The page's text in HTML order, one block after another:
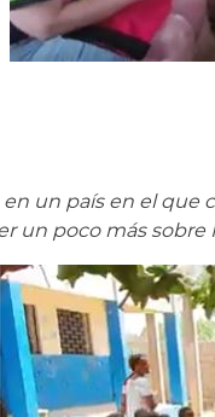
un país en el
un poco más sobre